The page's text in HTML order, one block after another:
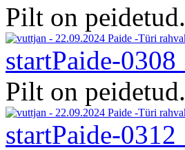
Pilt on peidetud.
startPaide-0308
Pilt on peidetud.
startPaide-0312